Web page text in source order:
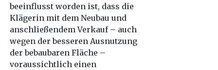
beeinflusst worden ist, dass die
Klägerin mit dem Neubau und
anschließendem Verkauf – auch
wegen der besseren Ausnutzung
der bebaubaren Fläche –
voraussichtlich einen